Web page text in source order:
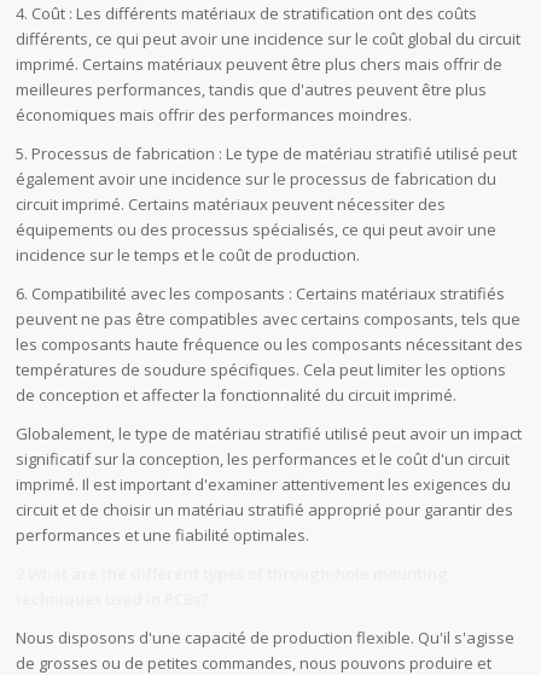
4. Coût : Les différents matériaux de stratification ont des coûts
différents, ce qui peut avoir une incidence sur le coût global du circuit
imprimé. Certains matériaux peuvent être plus chers mais offrir de
meilleures performances, tandis que d'autres peuvent être plus
économiques mais offrir des performances moindres.
5. Processus de fabrication : Le type de matériau stratifié utilisé peut
également avoir une incidence sur le processus de fabrication du
circuit imprimé. Certains matériaux peuvent nécessiter des
équipements ou des processus spécialisés, ce qui peut avoir une
incidence sur le temps et le coût de production.
6. Compatibilité avec les composants : Certains matériaux stratifiés
peuvent ne pas être compatibles avec certains composants, tels que
les composants haute fréquence ou les composants nécessitant des
températures de soudure spécifiques. Cela peut limiter les options
de conception et affecter la fonctionnalité du circuit imprimé.
Globalement, le type de matériau stratifié utilisé peut avoir un impact
significatif sur la conception, les performances et le coût d'un circuit
imprimé. Il est important d'examiner attentivement les exigences du
circuit et de choisir un matériau stratifié approprié pour garantir des
performances et une fiabilité optimales.
Nous disposons d'une capacité de production flexible. Qu'il s'agisse
de grosses ou de petites commandes, nous pouvons produire et